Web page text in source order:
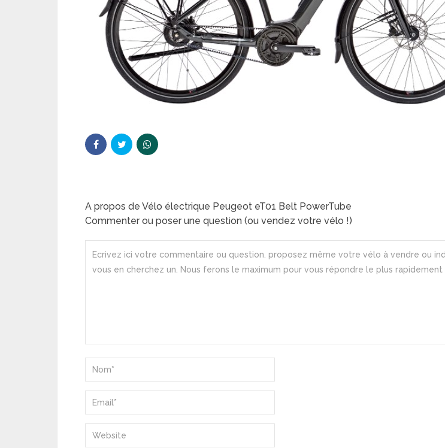
A propos de Vélo électrique Peugeot eT01 Belt PowerTube
Commenter ou poser une question (ou vendez votre vélo !)